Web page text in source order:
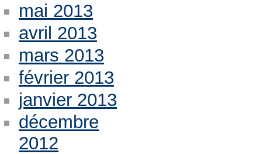
mai 2013
avril 2013
mars 2013
février 2013
janvier 2013
décembre
2012